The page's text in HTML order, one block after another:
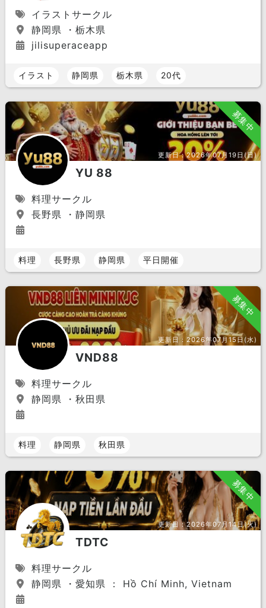
イラストサークル
静岡県 ・栃木県
jilisuperaceapp
イラスト 静岡県 栃木県 20代
募集中
更新日：2026年07月19日(日)
YU 88
料理サークル
長野県 ・静岡県
料理 長野県 静岡県 平日開催
募集中
更新日： 2026年07月15日(水)
VND88
料理サークル
静岡県 ・秋田県
料理 静岡県 秋田県
募集中
更新日：2026年07月14日(火)
TDTC
料理サークル
静岡県 ・愛知県 ： Hồ Chí Minh, Vietnam